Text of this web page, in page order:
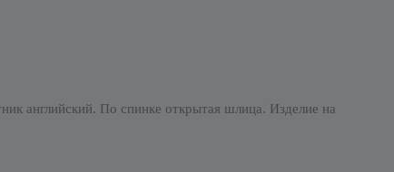
английский. По спинке открытая шлица. Изделие на